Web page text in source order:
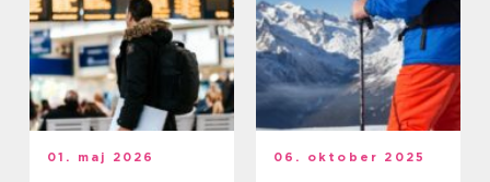
01. maj 2026 06. oktober 2025